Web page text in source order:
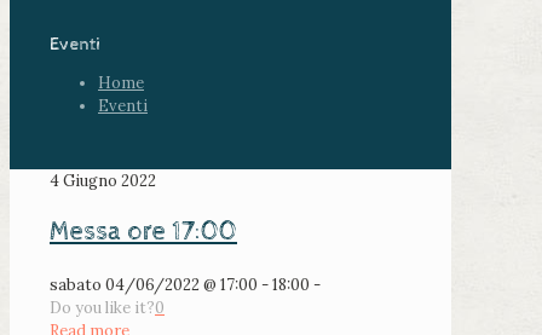
Eventi
Home
Eventi
4 Giugno 2022
Messa ore 17:00
sabato 04/06/2022 @ 17:00 - 18:00 -
Do you like it?0
Read more